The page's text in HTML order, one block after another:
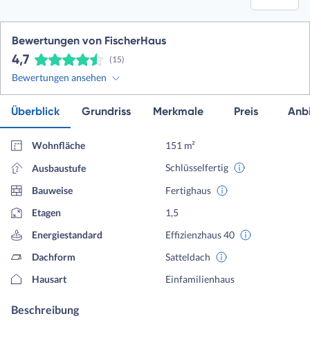
Bewertungen von FischerHaus
4,7 (15)
Bewertungen ansehen
Überblick Grundriss Merkmale Preis
Wohnfläche
151 m²
Ausbaustufe
Schlüsselfertig
Bauweise
Fertighaus
Etagen
1,5
Energiestandard
Effizienzhaus 40
Dachform
Satteldach
Hausart
Einfamilienhaus
Beschreibung